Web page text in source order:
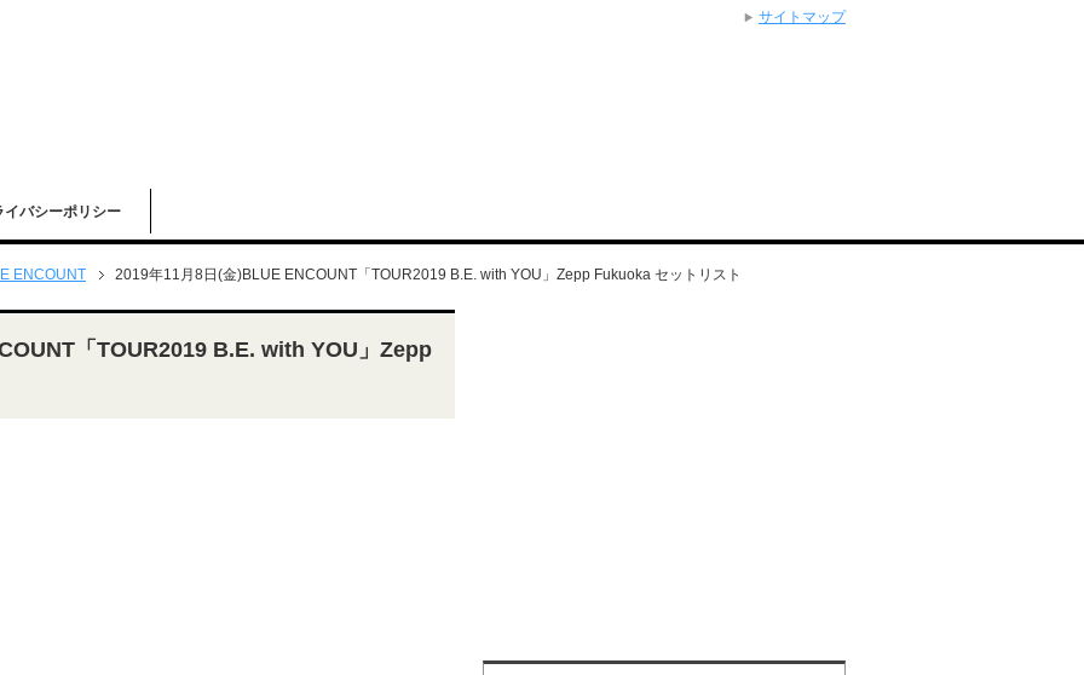
イバシーポリシー
ENCOUNT 2019年11月8日(金)BLUE ENCOUNT「TOUR2019 B.E. with YOU」Zepp Fukuoka セットリスト
「TOUR2019 B.E. with YOU」Zepp
サイトマップ